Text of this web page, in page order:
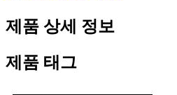
제품 상세 정보
제품 태그